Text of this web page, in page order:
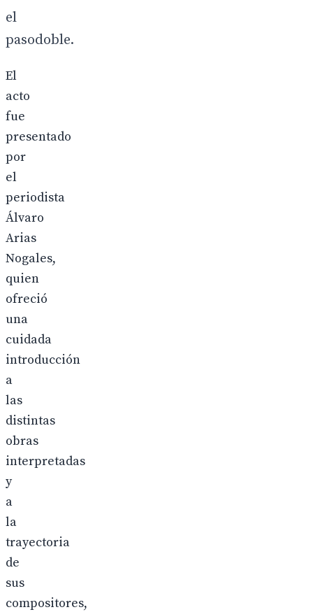
el
pasodoble.
El
acto
fue
presentado
por
el
periodista
Álvaro
Arias
Nogales,
quien
ofreció
una
cuidada
introducción
a
las
distintas
obras
interpretadas
y
a
la
trayectoria
de
sus
compositores,